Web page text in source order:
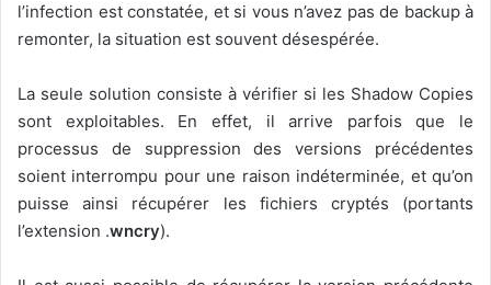
l’infection est constatée, et si vous n’avez pas de backup à
remonter, la situation est souvent désespérée.
La seule solution consiste à vérifier si les Shadow Copies
sont exploitables. En effet, il arrive parfois que le
processus de suppression des versions précédentes
soient interrompu pour une raison indéterminée, et qu’on
puisse ainsi récupérer les fichiers cryptés (portants
l’extension .wncry).